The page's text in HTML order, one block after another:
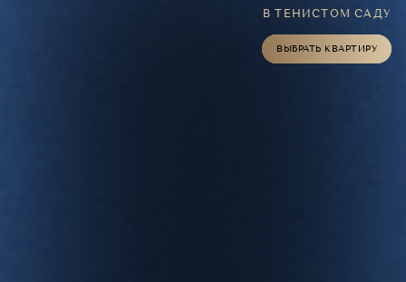
В ТЕНИСТОМ САДУ
ВЫБРАТЬ КВАРТИРУ